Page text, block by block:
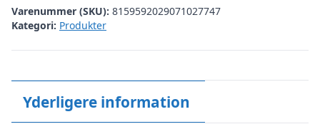
Varenummer (SKU): 8159592029071027747
Kategori: Produkter
Yderligere information